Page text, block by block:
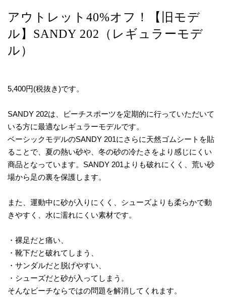
アウトレット40%オフ！【旧モデ
ル】SANDY 202（レギュラーモデ
ル）
5,400円(税抜き)です。
SANDY 202は、ビーチスポーツを定期的に行っていただいて
いる方に最適なレギュラーモデルです。
ベーシックモデルのSANDY 201にさらに天然ゴムシートを貼
ることで、夏の熱い砂や、冬の砂の冷たさをより感じにくい
商品となっています。SANDY 201よりも破れにくく、荒い砂
場から足の裏を保護します。
また、運動中に砂が入りにくく、シューズよりも柔らかで動
きやすく、水に濡れにくい素材です。
・裸足だと痛い、
・靴下だと破れてしまう、
・サンダルだと脱げやすい、
・シューズだと砂が入ってしまう。
そんなビーチならではの問題を解消してくれます。